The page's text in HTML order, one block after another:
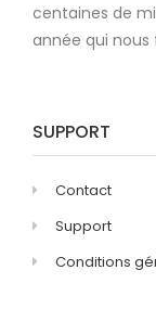
centaines de
année qui
SUPPORT
Contact
Support
Conditions